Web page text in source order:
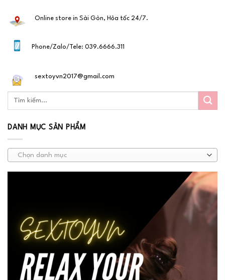
Online store in Sài Gòn, Hỏa tốc 24/7.
Phone/Zalo/Tele: 039.6666.311
sextoyvn2017@gmail.com
DANH MỤC SẢN PHẨM
Chọn danh mục